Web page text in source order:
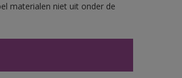
materialen niet uit onder de